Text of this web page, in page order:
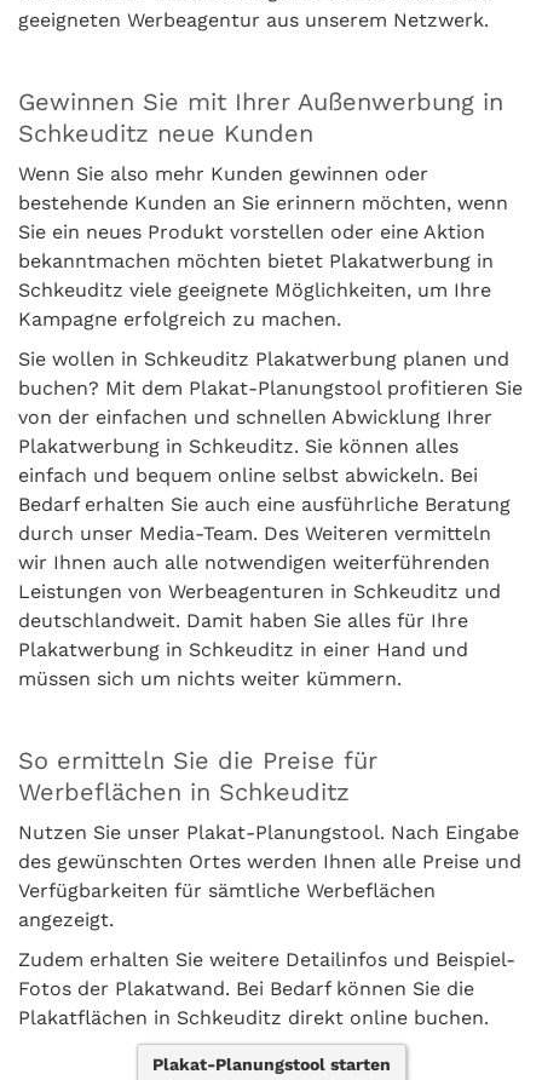
geeigneten Werbeagentur aus unserem Netzwerk.
Gewinnen Sie mit Ihrer Außenwerbung in
Schkeuditz neue Kunden
Wenn Sie also mehr Kunden gewinnen oder
bestehende Kunden an Sie erinnern möchten, wenn
Sie ein neues Produkt vorstellen oder eine Aktion
bekanntmachen möchten bietet Plakatwerbung in
Schkeuditz viele geeignete Möglichkeiten, um Ihre
Kampagne erfolgreich zu machen.
Sie wollen in Schkeuditz Plakatwerbung planen und
buchen? Mit dem Plakat-Planungstool profitieren Sie
von der einfachen und schnellen Abwicklung Ihrer
Plakatwerbung in Schkeuditz. Sie können alles
einfach und bequem online selbst abwickeln. Bei
Bedarf erhalten Sie auch eine ausführliche Beratung
durch unser Media-Team. Des Weiteren vermitteln
wir Ihnen auch alle notwendigen weiterführenden
Leistungen von Werbeagenturen in Schkeuditz und
deutschlandweit. Damit haben Sie alles für Ihre
Plakatwerbung in Schkeuditz in einer Hand und
müssen sich um nichts weiter kümmern.
So ermitteln Sie die Preise für
Werbeflächen in Schkeuditz
Nutzen Sie unser Plakat-Planungstool. Nach Eingabe
des gewünschten Ortes werden Ihnen alle Preise und
Verfügbarkeiten für sämtliche Werbeflächen
angezeigt.
Zudem erhalten Sie weitere Detailinfos und Beispiel-
Fotos der Plakatwand. Bei Bedarf können Sie die
Plakatflächen in Schkeuditz direkt online buchen.
Plakat-Planungstool starten